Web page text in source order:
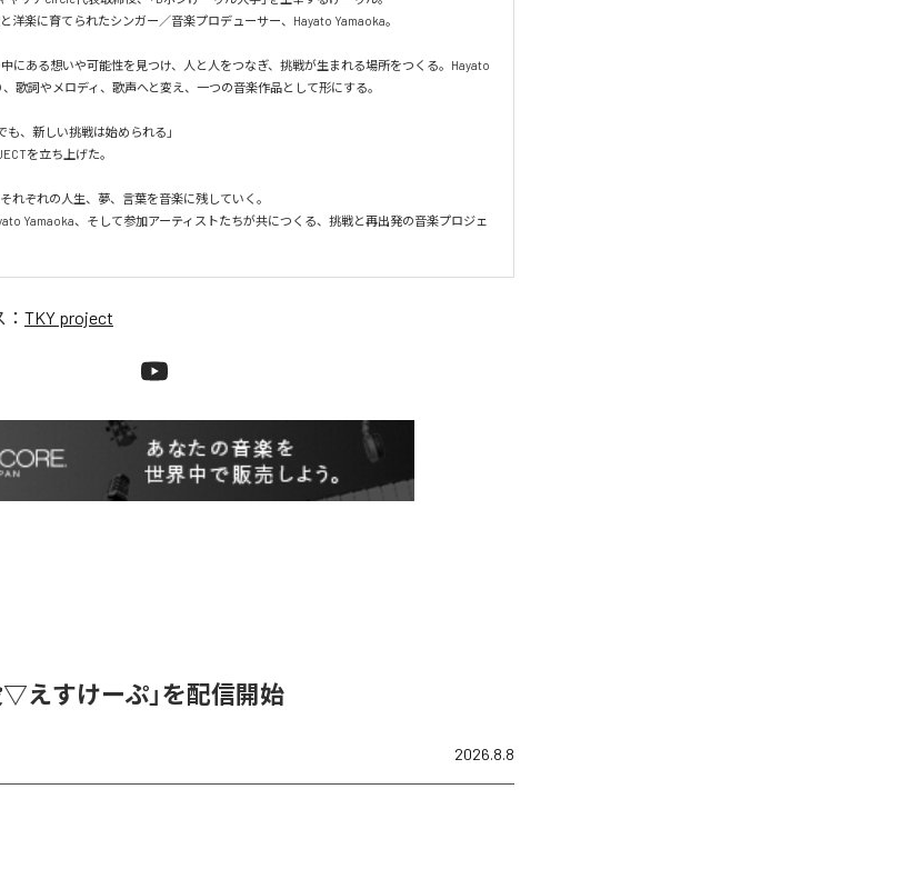
洋楽に育てられたシンガー／音楽プロデューサー、Hayato Yamaoka。
にある想いや可能性を見つけ、人と人をつなぎ、挑戦が生まれる場所をつくる。Hayato
歌詞やメロディ、歌声へと変え、一つの音楽作品として形にする。
も、新しい挑戦は始められる」
を立ち上げた。
れぞれの人生、夢、言葉を音楽に残していく。
Yamaoka、そして参加アーティストたちが共につくる、挑戦と再出発の音楽プロジェ
TKY project
えすけーぷ」を配信開始
2026.8.8